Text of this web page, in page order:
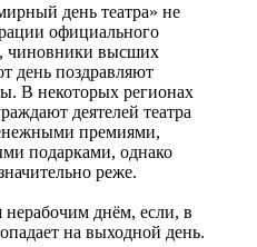
день театра» не
официального
чиновники высших
день поздравляют
В некоторых регионах
деятелей театра
премиями,
подарками, однако
реже.
нерабочим днём, если, в
на выходной день.